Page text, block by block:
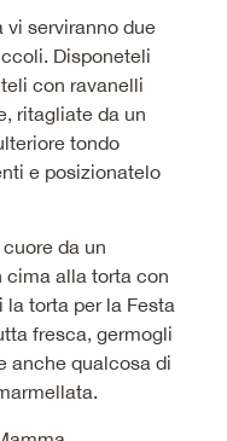
vi serviranno due
Disponeteli
con ravanelli
ritagliate da un
tondo
e posizionatelo
da un
cima alla torta con
torta per la Festa
fresca, germogli
anche qualcosa di